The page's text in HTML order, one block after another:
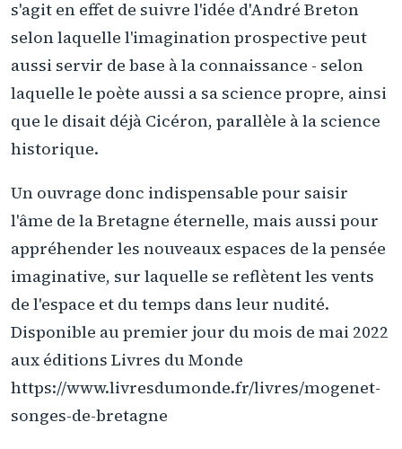
s'agit en effet de suivre l'idée d'André Breton
selon laquelle l'imagination prospective peut
aussi servir de base à la connaissance - selon
laquelle le poète aussi a sa science propre, ainsi
que le disait déjà Cicéron, parallèle à la science
historique.
Un ouvrage donc indispensable pour saisir
l'âme de la Bretagne éternelle, mais aussi pour
appréhender les nouveaux espaces de la pensée
imaginative, sur laquelle se reflètent les vents
de l'espace et du temps dans leur nudité.
Disponible au premier jour du mois de mai 2022
aux éditions Livres du Monde
https://www.livresdumonde.fr/livres/mogenet-
songes-de-bretagne